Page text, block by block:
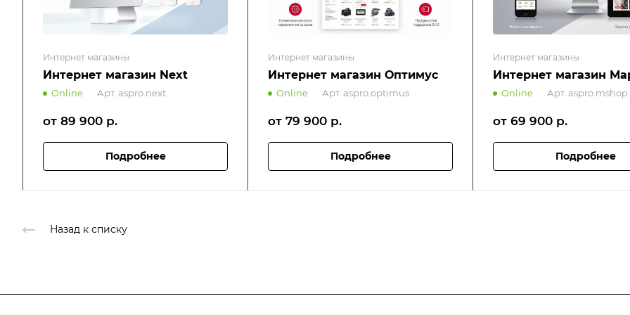
Интернет магазины
Интернет магазин Next
Online Арт. aspro.next
от 89 900 р.
Подробнее
Интернет магазины
Интернет магазин Оптимус
Online Арт. aspro.optimus
от 79 900 р.
Подробнее
Интернет магазины
Интернет магазин
Online Арт. aspro.mshop
от 69 900 р.
Подробнее
Назад к списку